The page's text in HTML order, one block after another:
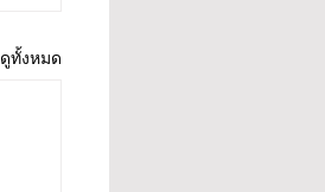
ดูทั้งหมด